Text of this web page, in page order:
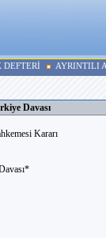
DEFTERİ AYRINTILI
Davası
Kararı